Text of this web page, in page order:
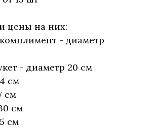
цены на них:
- диаметр
- диаметр 20 см
см
см
см
см